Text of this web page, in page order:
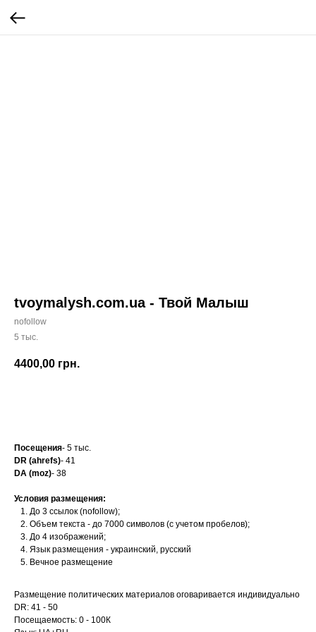
tvoymalysh.com.ua - Твой Малыш
nofollow
5 тыс.
4400,00 грн.
Посещения- 5 тыс.
DR (ahrefs)- 41
DA (moz)- 38
Условия размещения:
До 3 ссылок (nofollow);
Объем текста - до 7000 символов (с учетом пробелов);
До 4 изображений;
Язык размещения - украинский, русский
Вечное размещение
Размещение политических материалов оговаривается индивидуально
DR: 41 - 50
Посещаемость: 0 - 100К